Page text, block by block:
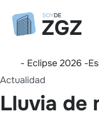
- Eclipse 2026 -
Actualidad
Lluvia de